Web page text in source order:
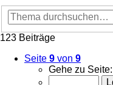
123 Beiträge
Seite 9 von 9
Gehe zu Seite: